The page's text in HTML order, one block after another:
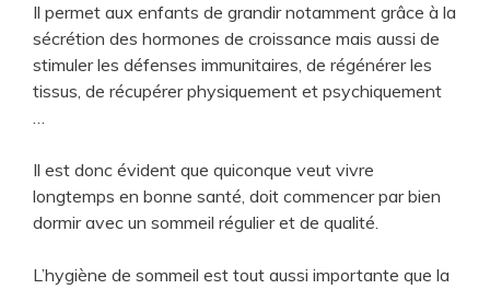
Il permet aux enfants de grandir notamment grâce à la
sécrétion des hormones de croissance mais aussi de
stimuler les défenses immunitaires, de régénérer les
tissus, de récupérer physiquement et psychiquement
…
Il est donc évident que quiconque veut vivre
longtemps en bonne santé, doit commencer par bien
dormir avec un sommeil régulier et de qualité.
L’hygiène de sommeil est tout aussi importante que la